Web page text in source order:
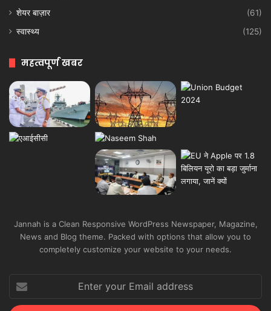
शेयर बाज़ार
(61)
स्वास्थ्य
(125)
महत्वपूर्ण खबर
Jannah is a Clean Responsive WordPress Newspaper, Magazine,
News and Blog theme. Packed with options that allow you to
completely customize your website to your needs.
your
Email